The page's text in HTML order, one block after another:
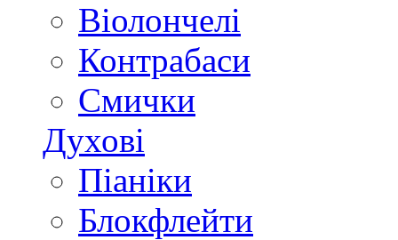
Віолончелі
Контрабаси
Смички
Духові
Піаніки
Блокфлейти